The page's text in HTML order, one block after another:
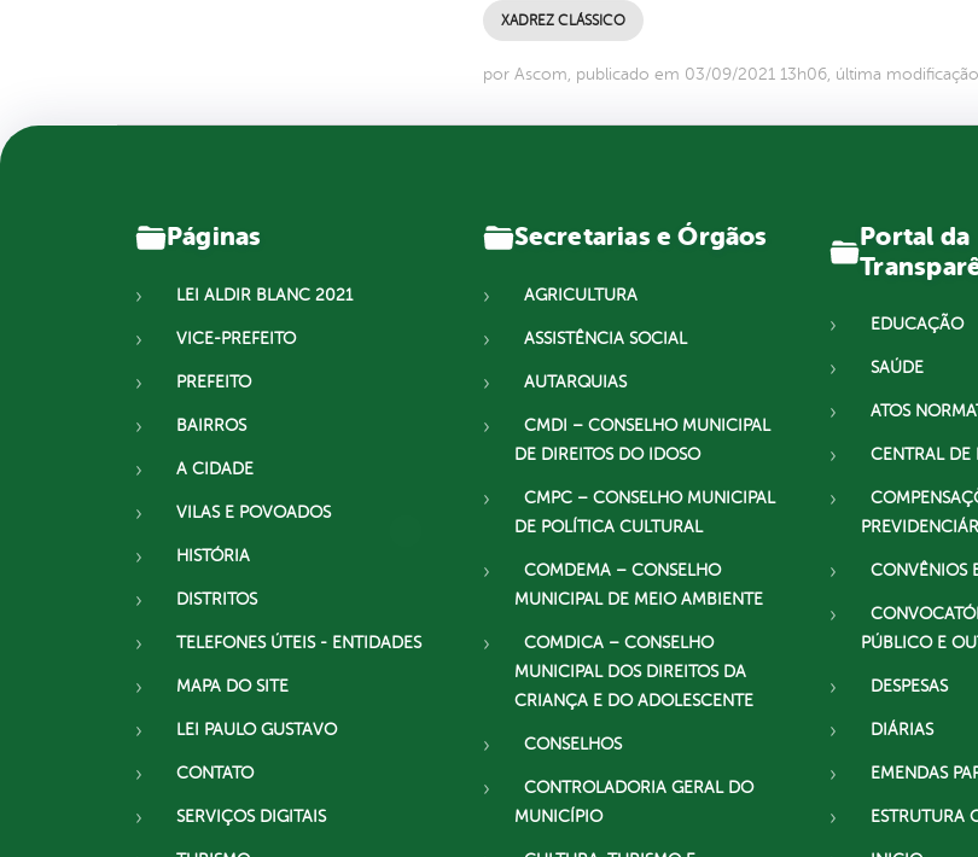
XADREZ CLÁSSICO
por Ascom, publicado em 03/09/2021 13h06, última
Páginas
LEI ALDIR BLANC 2021
VICE-PREFEITO
PREFEITO
BAIRROS
A CIDADE
VILAS E POVOADOS
HISTÓRIA
DISTRITOS
TELEFONES ÚTEIS - ENTIDADES
MAPA DO SITE
LEI PAULO GUSTAVO
CONTATO
SERVIÇOS DIGITAIS
Secretarias e Órgãos
AGRICULTURA
ASSISTÊNCIA SOCIAL
AUTARQUIAS
CMDI – CONSELHO MUNICIPAL
DE DIREITOS DO IDOSO
CMPC – CONSELHO MUNICIPAL
DE POLÍTICA CULTURAL
COMDEMA – CONSELHO
MUNICIPAL DE MEIO AMBIENTE
COMDICA – CONSELHO
MUNICIPAL DOS DIREITOS DA
CRIANÇA E DO ADOLESCENTE
CONSELHOS
CONTROLADORIA GERAL DO
MUNICÍPIO
Portal da
EDUCAÇÃO
SAÚDE
ATOS
CENTRAL DE
CONVÊNIOS
PÚBLICO E
DESPESAS
DIÁRIAS
EMENDAS
ESTRUTURA